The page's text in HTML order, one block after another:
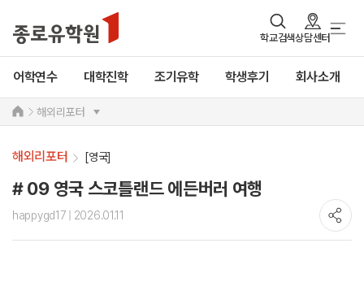
학교검색상담센터
어학연수 대학진학 조기유학 학생후기 회사소개
해외리포터
해외리포터 [영국]
# 09 영국 스코틀랜드 에든버러 여행
happygd17 | 2026.01.11